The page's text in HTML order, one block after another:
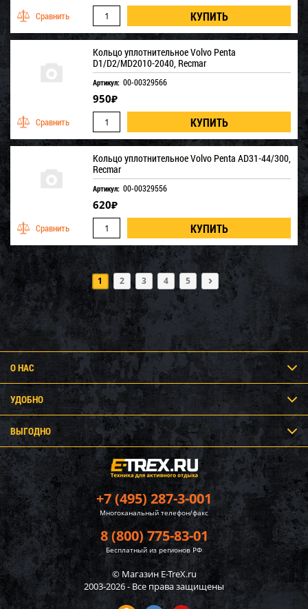
Кольцо уплотнительное Volvo Penta
D1/D2/MD2010-2040, Recmar
Артикул: 00-00329566
950₽
Кольцо уплотнительное Volvo Penta AD31-44/300,
Recmar
Артикул: 00-00329556
620₽
1 2 3 4 5
+7 (495) 287-3-001
Многоканальный телефон/факс
8 (800) 775-83-01
Бесплатный из регионов РФ
© Магазин E-TreX.ru
2003-2026 - Все права защищены
О НАС
УДОБНО
ВЫГОДНО